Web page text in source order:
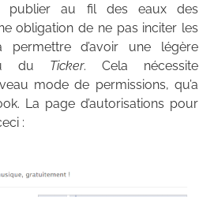
publier au fil des eaux des
obligation de ne pas inciter les
permettre d’avoir une légère
du Ticker. Cela nécessite
mode de permissions, qu’a
La page d’autorisations pour
: